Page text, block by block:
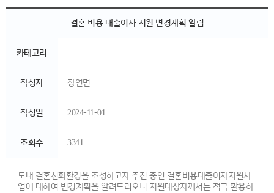
결혼 비용 대출이자 지원 변경계획 알림
카테고리
작성자 장연면
작성일 2024-11-01
조회수 3341
도내 결혼친화환경을 조성하고자 추진 중인 결혼비용대출이자지원사
업에 대하여 변경계획을 알려드리오니 지원대상자께서는 적극 활용하